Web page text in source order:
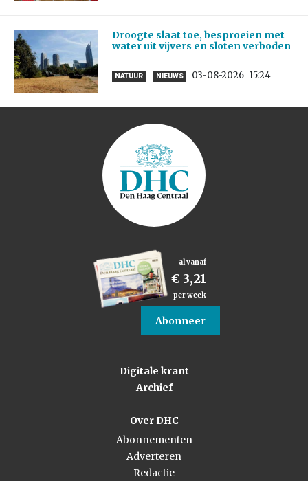
Droogte slaat toe, besproeien met
water uit vijvers en sloten verboden
NATUUR NIEUWS 03-08-2026 15:24
al vanaf
€ 3,21
per week
Abonneer
Digitale krant
Archief
Over DHC
Abonnementen
Adverteren
Redactie